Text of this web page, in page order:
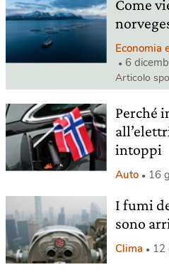
Come
Economia
6
Articolo
Perché
intoppi
Auto 16
I fumi
sono
Clima 12